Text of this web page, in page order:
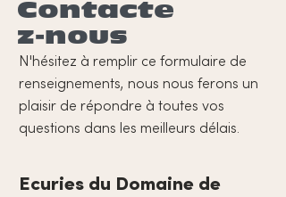
Contacte
z-nous
N'hésitez à remplir ce formulaire de
renseignements, nous nous ferons un
plaisir de répondre à toutes vos
questions dans les meilleurs délais.
Ecuries du Domaine de